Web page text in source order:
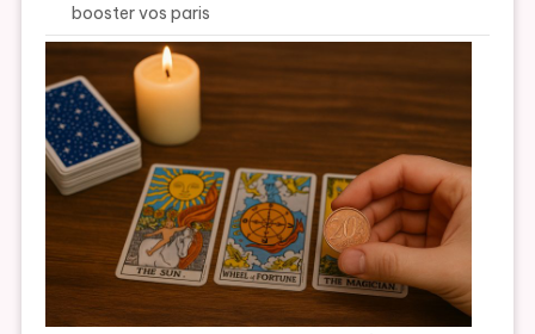
booster vos paris